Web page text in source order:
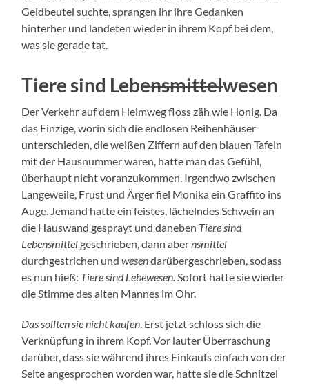
Geldbeutel suchte, sprangen ihr ihre Gedanken
hinterher und landeten wieder in ihrem Kopf bei dem,
was sie gerade tat.
Tiere sind Lebensmittelwesen
Der Verkehr auf dem Heimweg floss zäh wie Honig. Da
das Einzige, worin sich die endlosen Reihenhäuser
unterschieden, die weißen Ziffern auf den blauen Tafeln
mit der Hausnummer waren, hatte man das Gefühl,
überhaupt nicht voranzukommen. Irgendwo zwischen
Langeweile, Frust und Ärger fiel Monika ein Graffito ins
Auge. Jemand hatte ein feistes, lächelndes Schwein an
die Hauswand gesprayt und daneben Tiere sind
Lebensmittelgeschrieben, dann abernsmittel
durchgestrichen undwesendarübergeschrieben, sodass
es nun hieß: Tiere sind Lebewesen. Sofort hatte sie wieder
die Stimme des alten Mannes im Ohr.
Das sollten sie nicht kaufen . Erst jetzt schloss sich die
Verknüpfung in ihrem Kopf. Vor lauter Überraschung
darüber, dass sie während ihres Einkaufs einfach von der
Seite angesprochen worden war, hatte sie die Schnitzel